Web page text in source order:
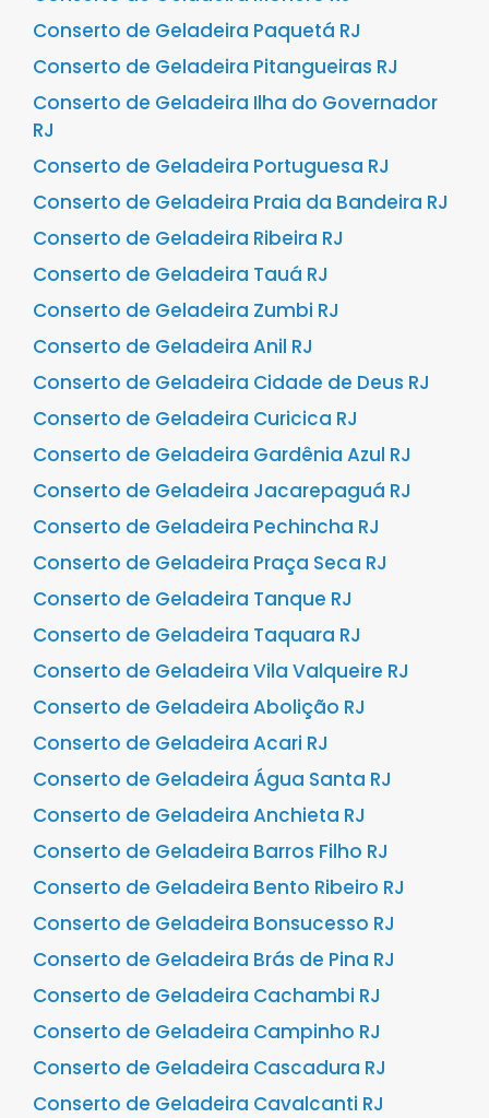
Conserto de Geladeira Paquetá RJ
Conserto de Geladeira Pitangueiras RJ
Conserto de Geladeira Ilha do Governador
RJ
Conserto de Geladeira Portuguesa RJ
Conserto de Geladeira Praia da Bandeira RJ
Conserto de Geladeira Ribeira RJ
Conserto de Geladeira Tauá RJ
Conserto de Geladeira Zumbi RJ
Conserto de Geladeira Anil RJ
Conserto de Geladeira Cidade de Deus RJ
Conserto de Geladeira Curicica RJ
Conserto de Geladeira Gardênia Azul RJ
Conserto de Geladeira Jacarepaguá RJ
Conserto de Geladeira Pechincha RJ
Conserto de Geladeira Praça Seca RJ
Conserto de Geladeira Tanque RJ
Conserto de Geladeira Taquara RJ
Conserto de Geladeira Vila Valqueire RJ
Conserto de Geladeira Abolição RJ
Conserto de Geladeira Acari RJ
Conserto de Geladeira Água Santa RJ
Conserto de Geladeira Anchieta RJ
Conserto de Geladeira Barros Filho RJ
Conserto de Geladeira Bento Ribeiro RJ
Conserto de Geladeira Bonsucesso RJ
Conserto de Geladeira Brás de Pina RJ
Conserto de Geladeira Cachambi RJ
Conserto de Geladeira Campinho RJ
Conserto de Geladeira Cascadura RJ
Conserto de Geladeira Cavalcanti RJ